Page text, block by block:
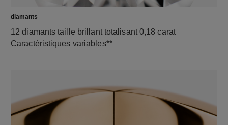
diamants
12 diamants taille brillant totalisant 0,18 carat
Caractéristiques variables**